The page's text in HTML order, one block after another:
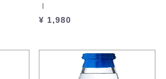
ｌ
¥ 1,980